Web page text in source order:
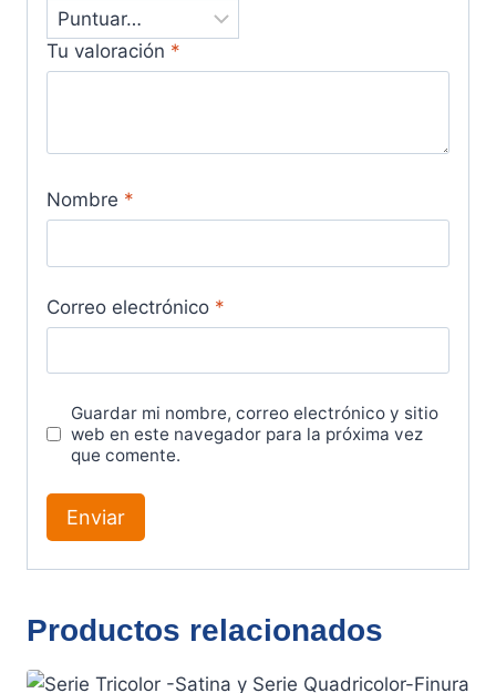
Tu valoración *
Nombre *
Correo electrónico *
Guardar mi nombre, correo electrónico y sitio
web en este navegador para la próxima vez
que comente.
Productos relacionados